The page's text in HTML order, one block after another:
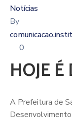
Notícias
By
0
HOJE É
A Prefeitura de